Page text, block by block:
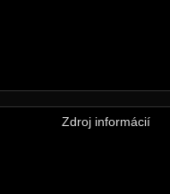
Zdroj informácií